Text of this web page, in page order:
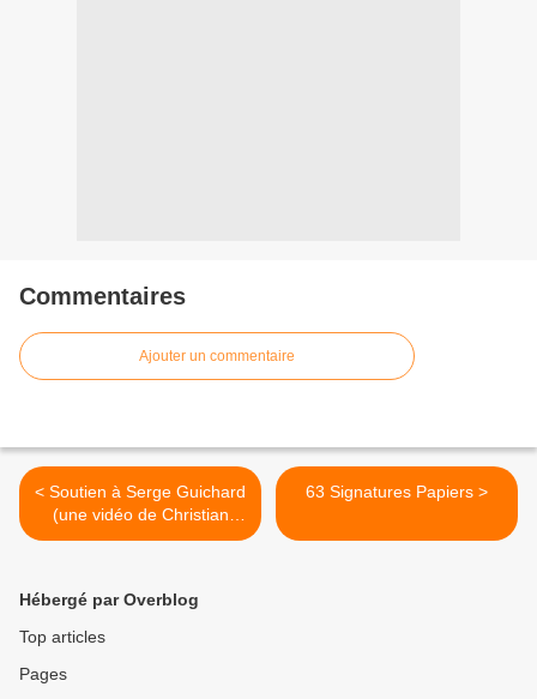
Commentaires
Ajouter un commentaire
< Soutien à Serge Guichard
(une vidéo de Christian
IONASCU)
63 Signatures Papiers >
Hébergé par Overblog
Top articles
Pages